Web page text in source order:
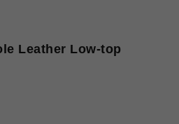
Leather Low-top